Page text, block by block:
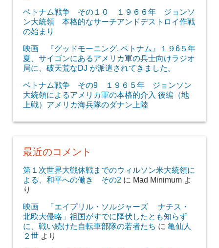
ベトナム戦争 その１０ １９６６年 ジョンソ
ン大統領 本格的なサーチアンドデストロイ作戦
の始まり
映画 『グッドモーニング, ベトナム』１９6５年
夏、サイゴンにあるアメリカ軍の兵士向けラジオ
局に、破天荒なDJ が派遣されてきました。
ベトナム戦争 その9 １９６５年 ジョンソン
大統領によるアメリカ軍の本格的介入 後編（地
上戦）アメリカ海兵隊のダナン上陸
最近のコメント
第１次世界大戦休戦までのウィルソン米大統領に
よる、和平への働き その2 に Mad Minimumよ
り
映画 「エイプリル・ソルジャーズ ナチス・
北欧大侵略」祖国がすでに降伏したとも知らず
に、戦い続けた自転車部隊の若者たち に 亀仙人
２世より